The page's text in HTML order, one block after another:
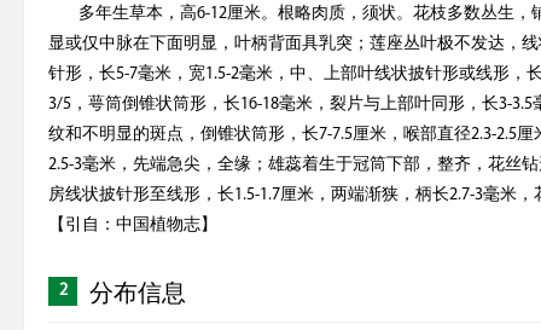
多年生草本，高6-12厘米。根略肉质，须状。花枝多数丛生
显或仅中脉在下面明显，叶柄背面具乳突；莲座丛叶极不发达，
针形，长5-7毫米，宽1.5-2毫米，中、上部叶线状披针形或线形，
3/5，萼筒倒锥状筒形，长16-18毫米，裂片与上部叶同形，长3-
纹和不明显的斑点，倒锥状筒形，长7-7.5厘米，喉部直径2.3-2.5
2.5-3毫米，先端急尖，全缘；雄蕊着生于冠筒下部，整齐，花丝
房线状披针形至线形，长1.5-1.7厘米，两端渐狭，柄长2.7-3毫米
【引自：中国植物志】
2 分布信息